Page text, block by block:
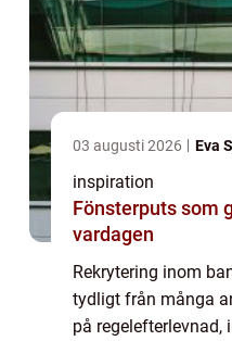
03 augusti 2026 Eva
inspiration
Fönsterputs som
vardagen
Rekrytering inom
tydligt från många
på regelefterlevnad,